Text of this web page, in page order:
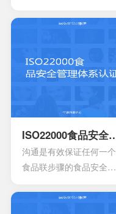
法规的鉴定，能够有效寻
作环境里面的危险源。针
对一些不容许出现的风险
的计划，定期检查评估职
业安全的计划或者是规
定。另外还需要有效创建
包含一系列因素的管理体
沟通应急准备组织结构以
ISO22000食品
沟通是有效保证任何一个
食品联步骤的食品安全危
认。其中会包含食品中上